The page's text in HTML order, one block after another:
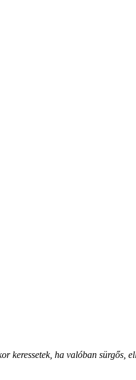
ha valóban sürgős,